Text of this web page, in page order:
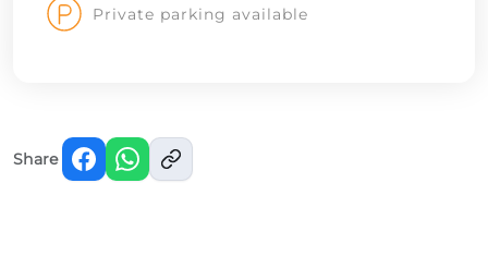
Private parking available
Share